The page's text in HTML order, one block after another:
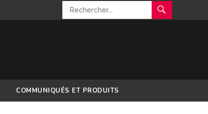
COMMUNIQUÉS ET PRODUITS